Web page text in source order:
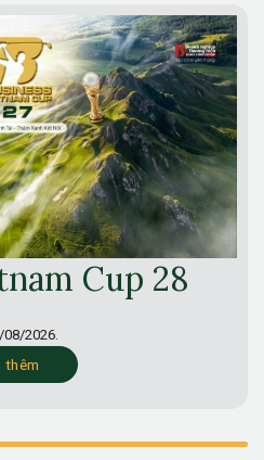
Cup 28
08/2026.
thêm